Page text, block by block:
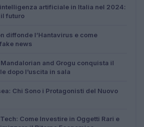
artificiale in Italia nel 2024:
futuro
diffonde l’Hantavirus e come
news
Mandalorian and Grogu conquista il
dopo l’uscita in sala
Chi Sono i Protagonisti del Nuovo
Come Investire in Oggetti Rari e